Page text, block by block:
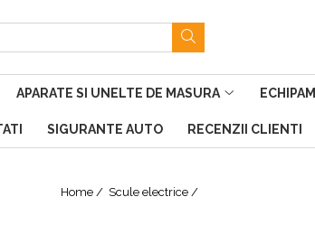
APARATE SI UNELTE DE MASURA
SIGURANTE AUTO RECENZII CLIENTI
Home / Scule electrice /